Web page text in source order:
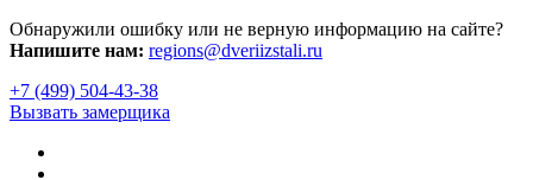
Обнаружили ошибку или не верную информацию на сайте?
Напишите нам: regions@dveriizstali.ru
+7 (499) 504-43-38
Вызвать замерщика